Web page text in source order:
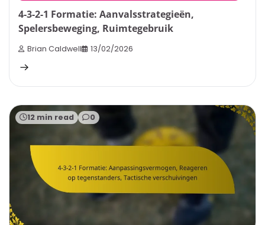
4-3-2-1 Formatie: Aanvalsstrategieën,
Spelersbeweging, Ruimtegebruik
Brian Caldwell 13/02/2026
12 min read 0